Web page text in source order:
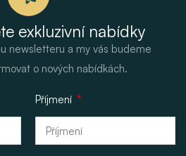
exkluzivní nabídky
newsletteru a my vás budeme
o nových nabídkách.
Příjmení